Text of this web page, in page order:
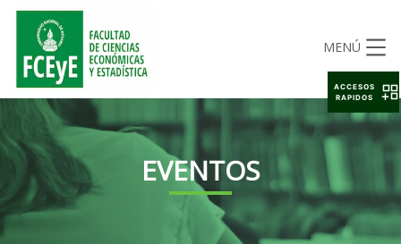
MENÚ
EVENTOS
ACCESOS
RAPIDOS